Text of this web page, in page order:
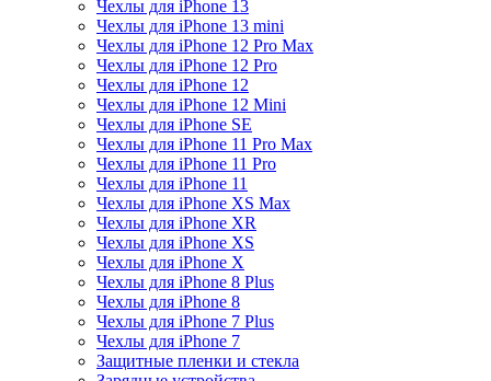
Чехлы для iPhone 13
Чехлы для iPhone 13 mini
Чехлы для iPhone 12 Pro Max
Чехлы для iPhone 12 Pro
Чехлы для iPhone 12
Чехлы для iPhone 12 Mini
Чехлы для iPhone SE
Чехлы для iPhone 11 Pro Max
Чехлы для iPhone 11 Pro
Чехлы для iPhone 11
Чехлы для iPhone XS Max
Чехлы для iPhone XR
Чехлы для iPhone XS
Чехлы для iPhone X
Чехлы для iPhone 8 Plus
Чехлы для iPhone 8
Чехлы для iPhone 7 Plus
Чехлы для iPhone 7
Защитные пленки и стекла